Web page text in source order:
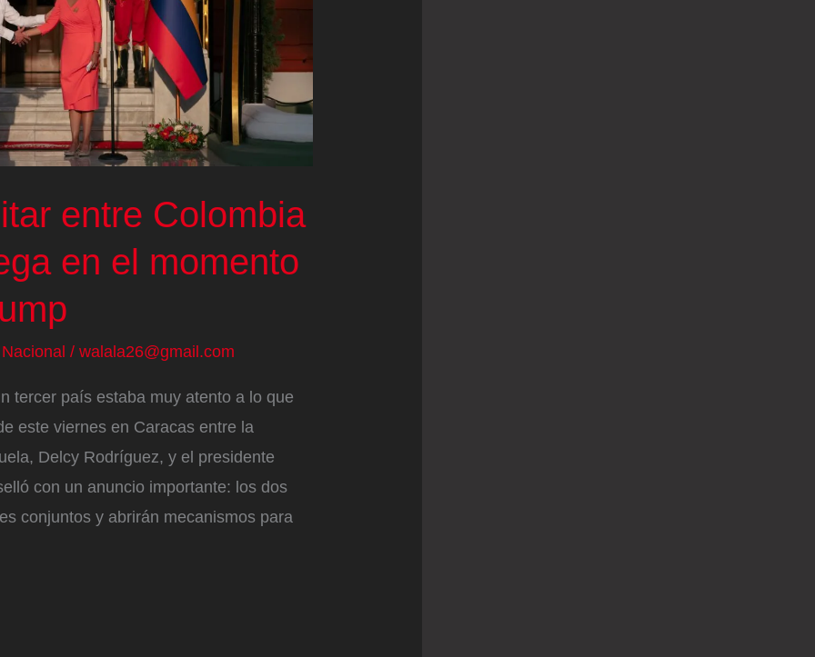
entre Colombia
en el momento
Nacional / walala26@gmail.com
tercer país estaba muy atento a lo que
este viernes en Caracas entre la
Delcy Rodríguez, y el presidente
con un anuncio importante: los dos
conjuntos y abrirán mecanismos para